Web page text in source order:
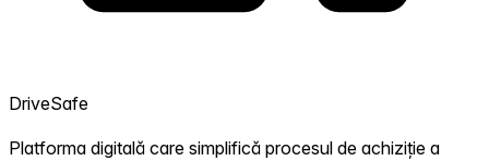
DriveSafe
Platforma digitală care simplifică procesul de achiziție a